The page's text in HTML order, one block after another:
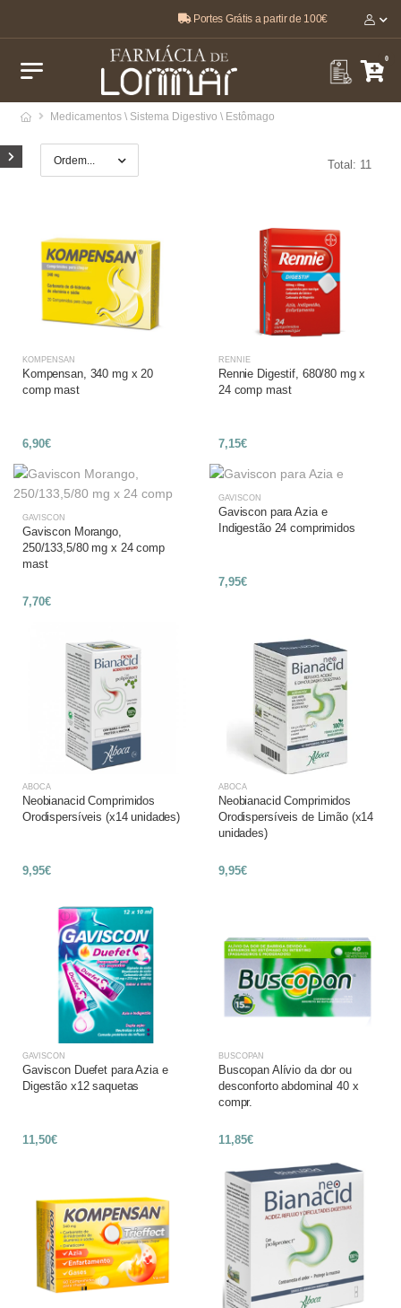
O melhor, pela sua saúde e bem-estar 🤍
Portes Grátis a partir de 100€
0
Medicamentos \ Sistema Digestivo \ Estômago
Total: 11
KOMPENSAN
Kompensan, 340 mg x 20
comp mast
6,90€
RENNIE
Rennie Digestif, 680/80 mg x
24 comp mast
7,15€
GAVISCON
Gaviscon Morango,
250/133,5/80 mg x 24 comp
mast
7,70€
GAVISCON
Gaviscon para Azia e
Indigestão 24 comprimidos
7,95€
ABOCA
Neobianacid Comprimidos
Orodispersíveis (x14 unidades)
9,95€
ABOCA
Neobianacid Comprimidos
Orodispersíveis de Limão (x14
unidades)
9,95€
GAVISCON
Gaviscon Duefet para Azia e
Digestão x12 saquetas
11,50€
BUSCOPAN
Buscopan Alívio da dor ou
desconforto abdominal 40 x
compr.
11,85€